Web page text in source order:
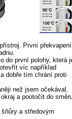
První překvapení
do první polohy, která
víc například
dobře tím chrání proti
než jsem očekával,
a pootočit do
a středovým